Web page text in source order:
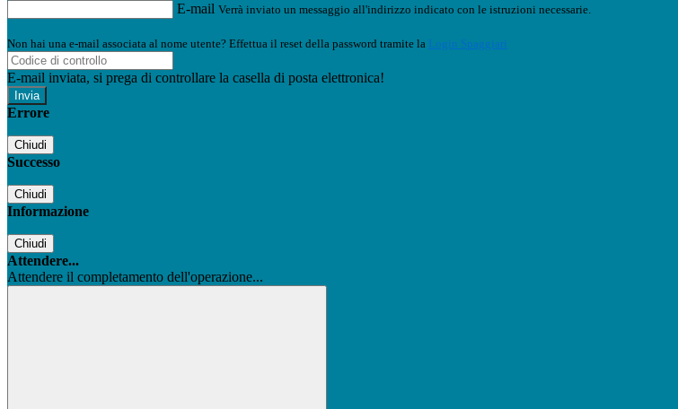
E-mail Verrà inviato un messaggio all'indirizzo indicato con le istruzioni necessarie.
Non hai una e-mail associata al nome utente? Effettua il reset della password tramite la Login Spaggiari
E-mail inviata, si prega di controllare la casella di posta elettronica!
Errore
Chiudi
Successo
Chiudi
Informazione
Chiudi
Attendere...
Attendere il completamento dell'operazione...